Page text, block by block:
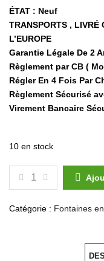
ÉTAT : Neuf
TRANSPORTS , LIVRÉ
L’EUROPE
Garantie Légale De 2
Règlement par CB (
Régler En 4 Fois Par
Règlement Sécurisé
Virement Bancaire
10 en stock
QUANTITÉ DE
Catégorie : Fontaines